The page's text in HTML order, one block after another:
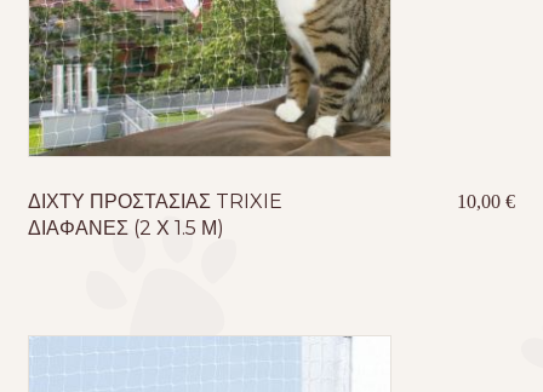
ΔΙΧΤΥ ΠΡΟΣΤΑΣΙΑΣ TRIXIE
ΔΙΑΦΑΝΕΣ (2 Χ 1.5 Μ)
10,00€